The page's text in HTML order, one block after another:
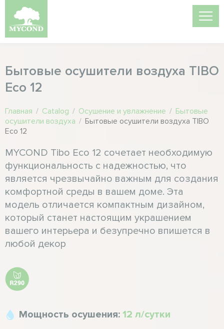
Бытовые осушители воздуха TIBO
Eco 12
Главная / Catalog / Осушение и увлажнение / Бытовые
осушители воздуха / Бытовые осушители воздуха TIBO
Eco 12
MYCOND Tibo Eco 12 сочетает необходимую
функциональность с надежностью, что
является чрезвычайно важным для создания
комфортной среды в вашем доме. Эта
модель отличается компактным дизайном,
который станет настоящим украшением
вашего интерьера и безупречно впишется в
любой декор
Мощность осушения: 12 л/сутки